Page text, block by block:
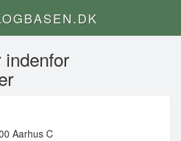
indenfor
Aarhus C